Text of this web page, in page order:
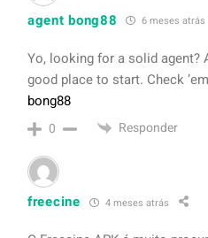
agent bong88 6 meses atrás
Yo, looking for a solid agent?
good place to start. Check
bong88
0 Responder
freecine 4 meses atrás